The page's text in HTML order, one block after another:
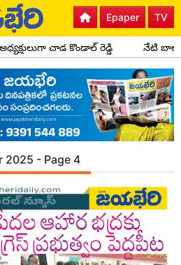
TV
Epaper
చాడ కొండాల్ రెడ్డి నేటి
2025 - Page 4